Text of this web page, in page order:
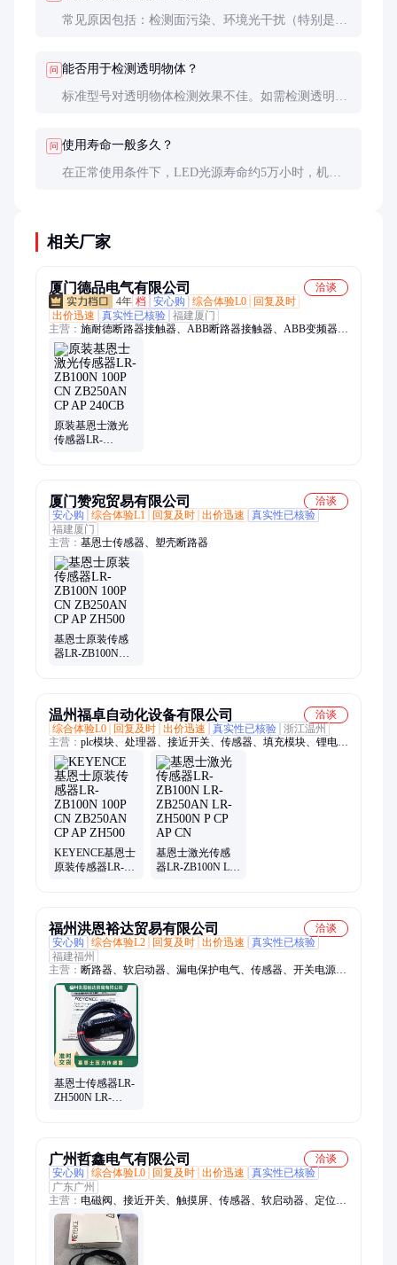
常见原因包括：检测面污染、环境光干扰（特别是频
问 能否用于检测透明物体？
标准型号对透明物体检测效果不佳。如需检测透明材
问 使用寿命一般多久？
在正常使用条件下，LED光源寿命约5万小时，机械
相关厂家
厦门德品电气有限公司
洽谈
4年 档 安心购 综合体验L0
回复及时
出价迅速
真实性已核验 福建厦门
主营： 施耐德断路器接触器、ABB断路器接触器、ABB变频器、
基恩士传感器、AB罗克韦尔模块
原装基恩士激光
传感器LR-
厦门赞宛贸易有限公司
洽谈
安心购
综合体验L1 回复及时 出价迅速
真实性已核验
福建厦门
主营： 基恩士传感器、塑壳断路器
基恩士原装传感
器LR-ZB100N
温州福卓自动化设备有限公司
洽谈
综合体验L0
回复及时 出价迅速 真实性已核验 浙江温州
主营： plc模块、处理器、接近开关、传感器、填充模块、锂电池
模块、运动控制器、编码器模块、以太网模块
KEYENCE基恩士
原装传感器LR-
基恩士激光传感
器LR-ZB100N LR-
福州洪恩裕达贸易有限公司
洽谈
安心购
综合体验L2 回复及时 出价迅速
真实性已核验
福建福州
主营： 断路器、软启动器、漏电保护电气、传感器、开关电源、
模块、继电器、编码器、变频器、触摸屏、马达保护器、多功能
表、行程限位开关、接触器、接近开关、隔离开关、双电源自动
转换开关、伺服电机、驱动器、温控器、线圈
基恩士传感器LR-
ZH500N LR-
广州哲鑫电气有限公司
洽谈
安心购
综合体验L0 回复及时 出价迅速
真实性已核验
广东广州
主营： 电磁阀、接近开关、触摸屏、传感器、软启动器、定位
阀、变频器、cpu模块、温控表、断路器、plc模块、框架断路
器、塑壳断路器